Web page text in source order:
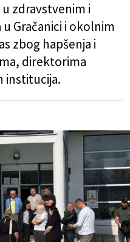
zdravstvenim i
Gračanici i okolnim
zbog hapšenja i
direktorima
institucija.